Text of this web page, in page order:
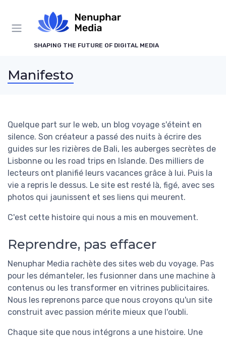
SHAPING THE FUTURE OF DIGITAL MEDIA
Manifesto
Quelque part sur le web, un blog voyage s'éteint en
silence. Son créateur a passé des nuits à écrire des
guides sur les rizières de Bali, les auberges secrètes de
Lisbonne ou les road trips en Islande. Des milliers de
lecteurs ont planifié leurs vacances grâce à lui. Puis la
vie a repris le dessus. Le site est resté là, figé, avec ses
photos qui jaunissent et ses liens qui meurent.
C'est cette histoire qui nous a mis en mouvement.
Reprendre, pas effacer
Nenuphar Media rachète des sites web du voyage. Pas
pour les démanteler, les fusionner dans une machine à
contenus ou les transformer en vitrines publicitaires.
Nous les reprenons parce que nous croyons qu'un site
construit avec passion mérite mieux que l'oubli.
Chaque site que nous intégrons a une histoire. Une